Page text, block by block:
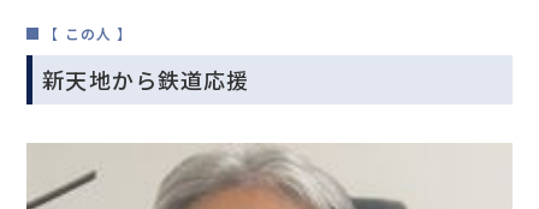
【 この人 】
新天地から鉄道応援